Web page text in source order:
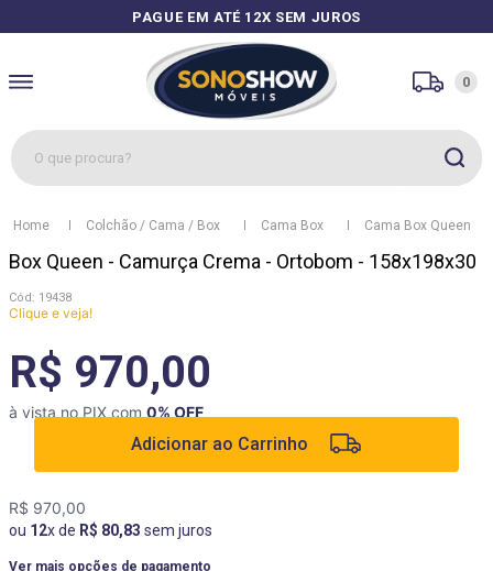
PAGUE EM ATÉ 12X SEM JUROS
0
O que procura?
Colchão / Cama / Box Cama Box Cama Box Queen
Box Queen - Camurça Crema - Ortobom - 158x198x30
: 19438
Clique e veja!
R$ 970,00
à vista no PIX com 0% OFF
Adicionar ao Carrinho
R$ 970,00
ou 12x de R$ 80,83 sem juros
Ver mais opções de pagamento
4º sofá
5 º apolo
cozinha módulos
8º box
9º cômoda